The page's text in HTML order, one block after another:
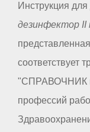
Инструкция
дезинфектор II
соответствует
"СПРАВОЧНИК
профессий